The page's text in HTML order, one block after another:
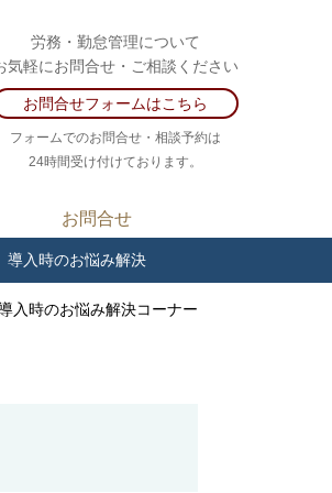
労務・勤怠管理について
気軽にお問合せ・ご相談ください
お問合せフォームはこちら
フォームでのお問合せ・相談予約は
24時間受け付けております。
お問合せ
導入時のお悩み解決
入時のお悩み解決コーナー